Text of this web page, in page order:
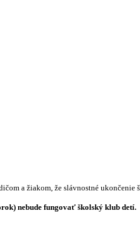
a žiakom, že slávnostné
nebude fungovať školský klub detí.